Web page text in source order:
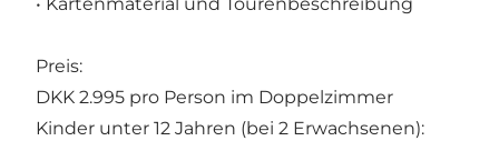
Preis:
DKK 2.995 pro Person im Doppelzimmer
Kinder unter 12 Jahren (bei 2 Erwachsenen):